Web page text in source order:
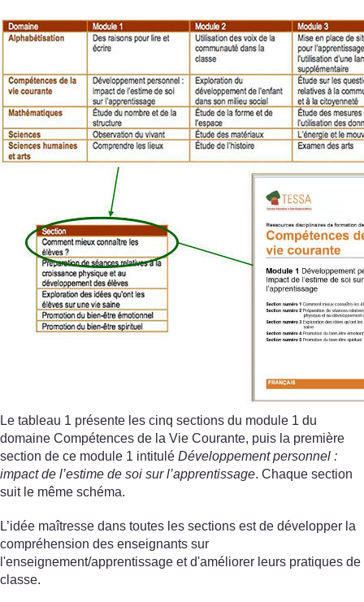
Le tableau 1 présente les cinq sections du module 1 du
domaine Compétences de la Vie Courante, puis la première
section de ce module 1 intitulé Développement personnel :
impact de l’estime de soi sur l’apprentissage. Chaque section
suit le même schéma.
L’idée maîtresse dans toutes les sections est de développer la
compréhension des enseignants sur
l'enseignement/apprentissage et d'améliorer leurs pratiques de
classe.